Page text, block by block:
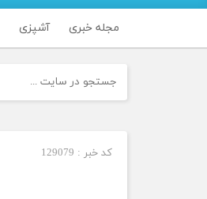
مجله خبری آشپزی
کد خبر : 129079